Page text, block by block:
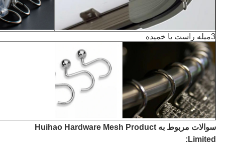
3میله راست یا خمیده
سوالات مربوط به Huihao Hardware Mesh Product
Limited: